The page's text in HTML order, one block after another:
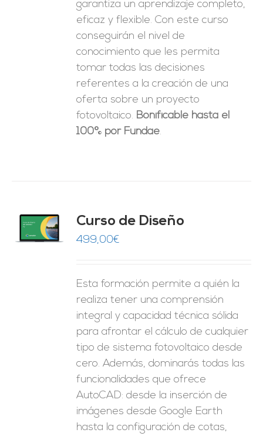
garantiza un aprendizaje completo,
eficaz y flexible. Con este curso
conseguirán el nivel de
conocimiento que les permita
tomar todas las decisiones
referentes a la creación de una
oferta sobre un proyecto
fotovoltaico. Bonificable hasta el
100% por Fundae.
Curso de Diseño
499,00€
Esta formación permite a quién la
realiza tener una comprensión
integral y capacidad técnica sólida
para afrontar el cálculo de cualquier
tipo de sistema fotovoltaico desde
cero. Además, dominarás todas las
funcionalidades que ofrece
AutoCAD: desde la inserción de
imágenes desde Google Earth
hasta la configuración de cotas,